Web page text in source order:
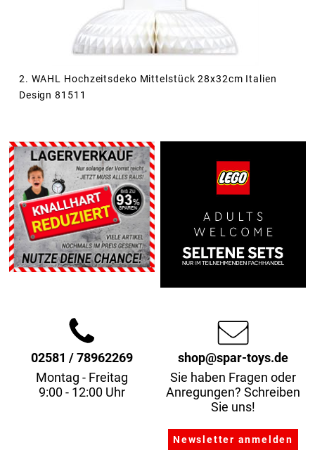
2. WAHL Hochzeitsdeko Mittelstück 28x32cm Italien
Design 81511
02581 / 78962269
Montag - Freitag
9:00 - 12:00 Uhr
shop@spar-toys.de
Sie haben Fragen oder
Anregungen? Schreiben
Sie uns!